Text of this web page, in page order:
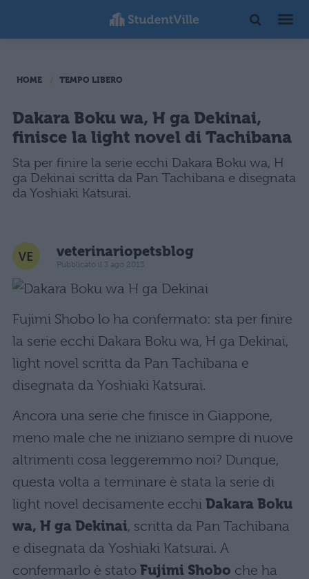
HOME TEMPO LIBERO
Dakara Boku wa, H ga Dekinai,
finisce la light novel di Tachibana
Sta per finire la serie ecchi Dakara Boku wa, H
ga Dekinai scritta da Pan Tachibana e disegnata
da Yoshiaki Katsurai.
veterinariopetsblog
Pubblicato il 3 ago 2013
Fujimi Shobo lo ha confermato: sta per finire
la serie ecchi Dakara Boku wa, H ga Dekinai,
light novel scritta da Pan Tachibana e
disegnata da Yoshiaki Katsurai.
Ancora una serie che finisce in Giappone,
meno male che ne iniziano sempre di nuove
altrimenti cosa leggeremmo noi? Dunque,
questa volta a terminare è stata la serie di
light novel decisamente ecchi Dakara Boku
wa, H ga Dekinai, scritta da Pan Tachibana
e disegnata da Yoshiaki Katsurai. A
confermarlo è stato Fujimi Shobo che ha